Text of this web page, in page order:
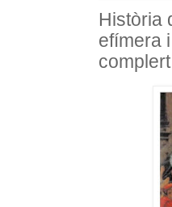
Història
efímera